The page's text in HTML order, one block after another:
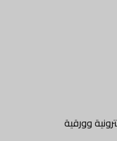
وورقية